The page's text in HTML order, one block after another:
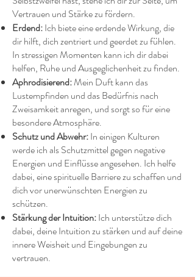
Vertrauen und Stärke zu fördern.
Erdend:Ich biete eine erdende Wirkung, die
dir hilft, dich zentriert und geerdet zu fühlen.
In stressigen Momenten kann ich dir dabei
helfen, Ruhe und Ausgeglichenheit zu finden.
Aphrodisierend:Mein Duft kann das
Lustempfinden und das Bedürfnis nach
Zweisamkeit anregen, und sorgt so für eine
besondere Atmosphäre.
Schutz und Abwehr:In einigen Kulturen
werde ich als Schutzmittel gegen negative
Energien und Einflüsse angesehen. Ich helfe
dabei, eine spirituelle Barriere zu schaffen und
dich vor unerwünschten Energien zu
schützen.
Stärkung der Intuition:Ich unterstütze dich
dabei, deine Intuition zu stärken und auf deine
innere Weisheit und Eingebungen zu
vertrauen.